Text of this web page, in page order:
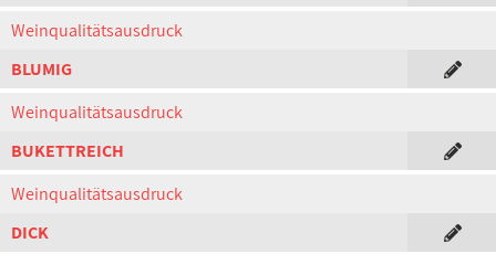
Weinqualitätsausdruck
BLUMIG
Weinqualitätsausdruck
BUKETTREICH
Weinqualitätsausdruck
DICK